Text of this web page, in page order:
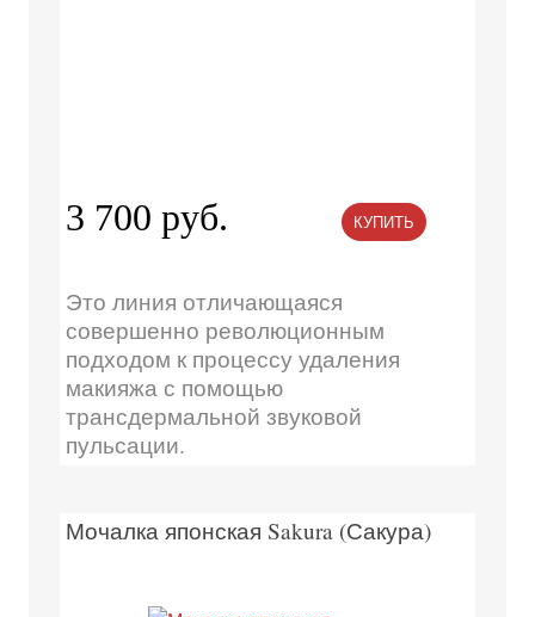
3 700 руб. КУПИТЬ
Это линия отличающаяся
совершенно революционным
подходом к процессу удаления
макияжа с помощью
трансдермальной звуковой
пульсации.
Мочалка японская Sakura (Сакура)